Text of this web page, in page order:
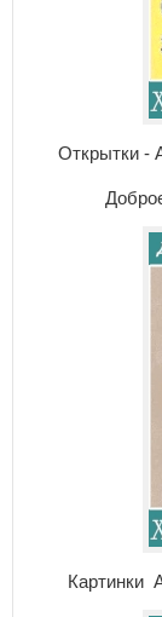
Открытки -
Картинки